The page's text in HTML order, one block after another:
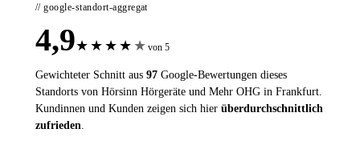
// google-standort-aggregat
4,9★ ★ ★ ★ ★ von 5
Gewichteter Schnitt aus 97 Google-Bewertungen dieses
Standorts von Hörsinn Hörgeräte und Mehr OHG in Frankfurt.
Kundinnen und Kunden zeigen sich hier überdurchschnittlich
zufrieden.